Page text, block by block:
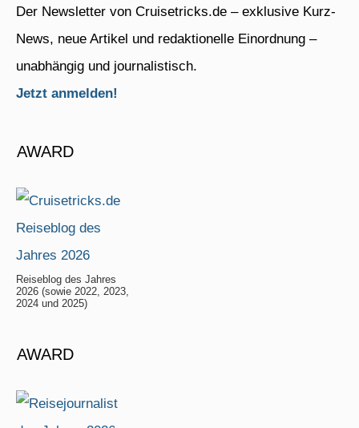
Der Newsletter von Cruisetricks.de – exklusive Kurz-
News, neue Artikel und redaktionelle Einordnung –
unabhängig und journalistisch.
Jetzt anmelden!
AWARD
Reiseblog des Jahres
2026 (sowie 2022, 2023,
2024 und 2025)
AWARD